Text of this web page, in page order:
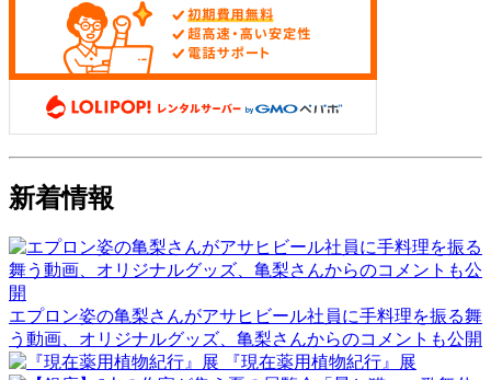
新着情報
エプロン姿の亀梨さんがアサヒビール社員に手料理を振る舞
う動画、オリジナルグッズ、亀梨さんからのコメントも公開
『現在薬用植物紀行』展